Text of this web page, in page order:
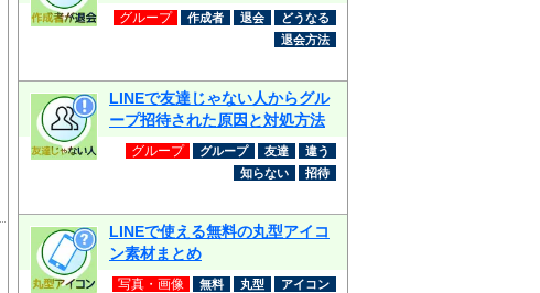
グループ 作成者 退会
どうなる
退会方法
LINEで友達じゃない人からグル
ープ招待された原因と対処方法
グループ グループ 友達
違う
知らない
招待
LINEで使える無料の丸型アイコ
ン素材まとめ
写真・画像 無料 丸型
アイコン